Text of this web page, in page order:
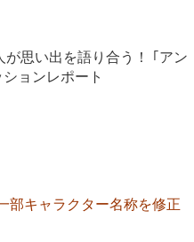
キャラクター名称を修正